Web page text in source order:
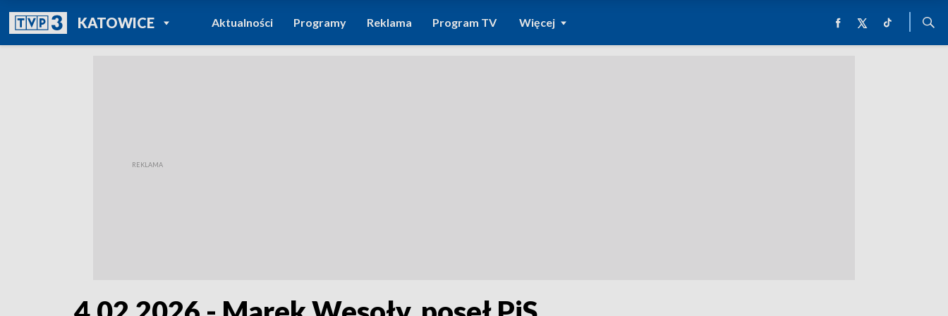
KATOWICEPOWRÓT DO
TVP REGIONY
Aktualności Programy Reklama Program TV Więcej